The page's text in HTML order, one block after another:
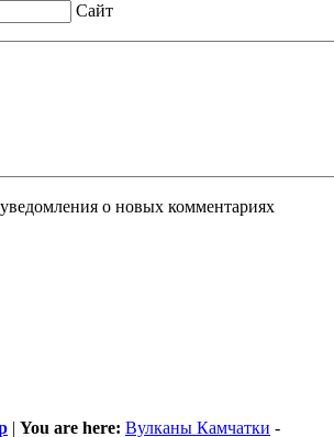
Сайт
о новых комментариях
| You are here: Вулканы Камчатки -